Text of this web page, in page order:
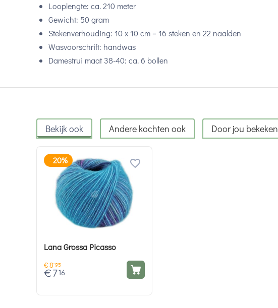
Looplengte: ca. 210 meter
Gewicht: 50 gram
Stekenverhouding: 10 x 10 cm = 16 steken en 22 naalden
Wasvoorschrift: handwas
Damestrui maat 38-40: ca. 6 bollen
Bekijk ook Andere kochten ook Door jou bekeken
- 20%
Lana Grossa Picasso
€8 95
€ 7 16